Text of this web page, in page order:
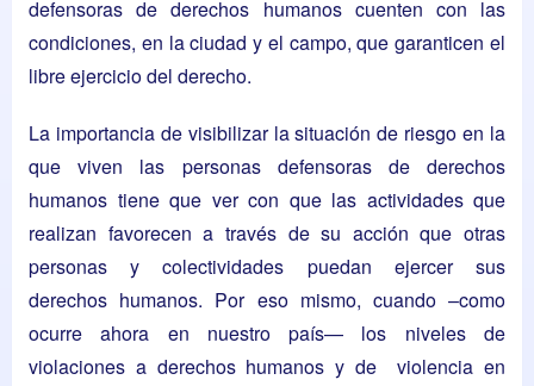
defensoras de derechos humanos cuenten con las
condiciones, en la ciudad y el campo, que garanticen el
libre ejercicio del derecho.
La importancia de visibilizar la situación de riesgo en la
que viven las personas defensoras de derechos
humanos tiene que ver con que las actividades que
realizan favorecen a través de su acción que otras
personas y colectividades puedan ejercer sus
derechos humanos. Por eso mismo, cuando –como
ocurre ahora en nuestro país— los niveles de
violaciones a derechos humanos y de violencia en